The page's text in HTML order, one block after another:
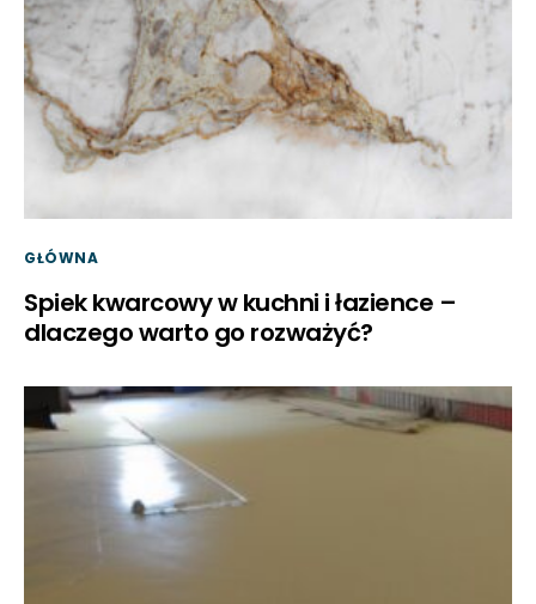
GŁÓWNA
Spiek kwarcowy w kuchni i łazience –
dlaczego warto go rozważyć?